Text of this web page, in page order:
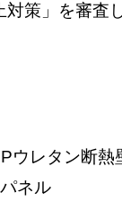
対策」を審査
ウレタン断熱
ネル